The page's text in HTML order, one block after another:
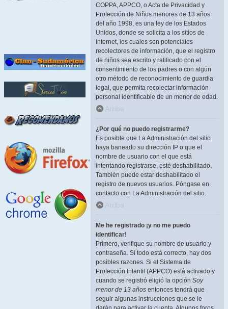
COPPA, APPCO, o Acta de Privacidad y
Protección de Niños menores de 13 años
del año 1998, es una ley de los Estados
Unidos, donde se solicita a los sitios de
Internet, los cuales son potenciales
recolectores de información, que el registro
de niños sea escrito y ratificado con el
consentimiento de los padres o con algún
otro método de reconocimiento de guardia
legal, que permita recolectar información
personal identificable de un menor de edad.
Arriba
¿Por qué no puedo registrarme?
Es posible que La Administración del sitio
haya baneado su dirección IP o que el
nombre de usuario con el que está
intentando registrarse, esté deshabilitado.
También puede estar deshabilitado el
registro de nuevos usuarios. Póngase en
contacto con La Administración del sitio.
Arriba
Me he registrado ¡y no me puedo
identificar!
Primero, verifique su nombre de usuario y
contraseña. Si todo está correcto, hay dos
posibles razones. Si el Sistema de
Protección Infantil (APPCO) está activado y
cuando se registró eligió la opción Soy
menor de 13 años entonces tendrá que
seguir algunas instrucciones que se le